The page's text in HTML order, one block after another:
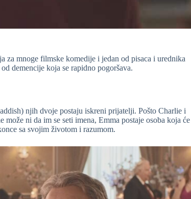
za mnoge filmske komedije i jedan od pisaca i urednika
demencije koja se rapidno pogoršava.
njih dvoje postaju iskreni prijatelji. Pošto Charlie i
može ni da im se seti imena, Emma postaje osoba koja će
sa svojim životom i razumom.